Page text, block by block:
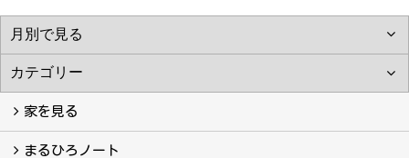
家を見る
フォトギャラリー
現場レポート
完工事例
お客様の声
まるひろノート